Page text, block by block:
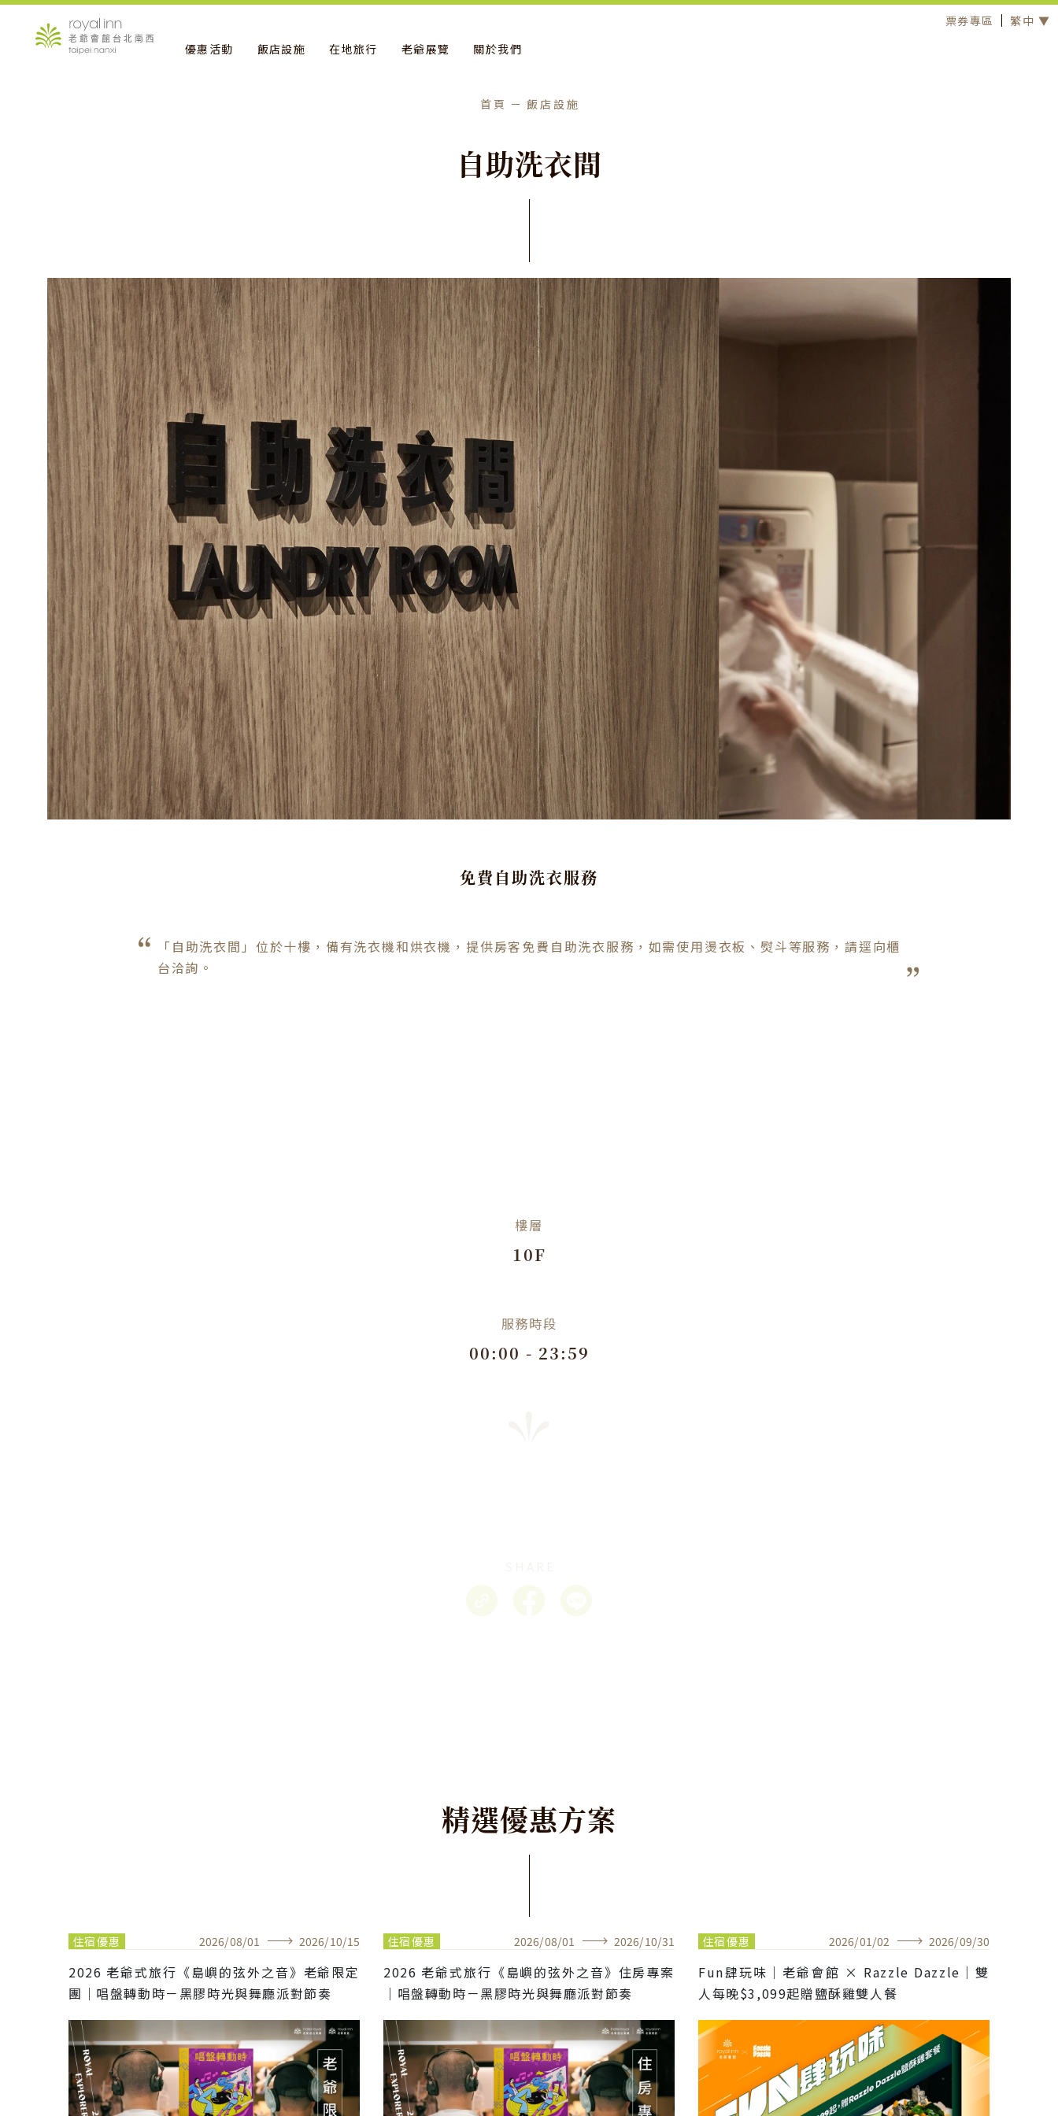
優惠活動 飯店設施 在地旅行 老爺展覽 關於我們
票券專區 繁中 ▼
首頁 飯店設施
自助洗衣間
免費自助洗衣服務
「自助洗衣間」位於十樓，備有洗衣機和烘衣機，提供房客免費自助洗衣服務，如需使用燙衣板、熨斗等服務，請逕向櫃
台洽詢。
樓層
10F
服務時段
00:00 - 23:59
精選優惠方案
住宿優惠 2026/08/01 2026/10/15
2026 老爺式旅行《島嶼的弦外之音》老爺限定
團｜唱盤轉動時－黑膠時光與舞廳派對節奏
住宿優惠 2026/08/01 2026/10/31
2026 老爺式旅行《島嶼的弦外之音》住房專案
｜唱盤轉動時－黑膠時光與舞廳派對節奏
住宿優惠 2026/01/02 2026/09/30
Fun肆玩味｜老爺會館 × Razzle Dazzle｜雙
人每晚$3,099起贈鹽酥雞雙人餐